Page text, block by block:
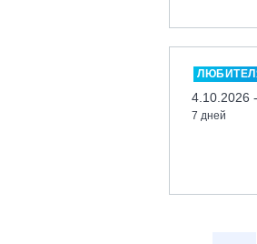
4.10.2026
7 дней